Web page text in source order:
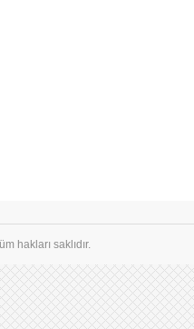
hakları saklıdır.